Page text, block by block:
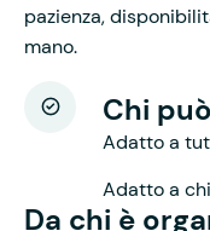
pazienza,
mano.
Chi
Adatto a
Adatto a
Da chi è